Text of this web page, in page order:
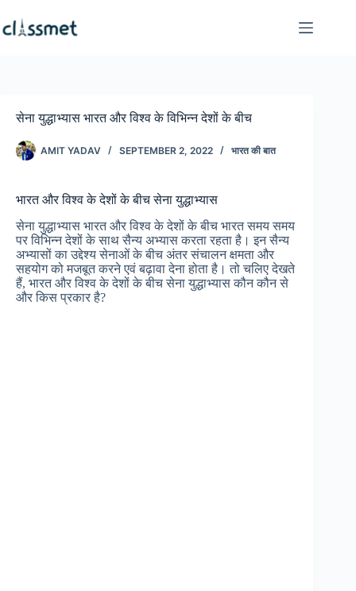
content
सेना युद्धाभ्यास भारत और विश्व के विभिन्न देशों के बीच
AMIT YADAV SEPTEMBER 2, 2022 भारत की बात
भारत और विश्व के देशों के बीच सेना युद्धाभ्यास
सेना युद्धाभ्यास भारत और विश्व के देशों के बीच भारत समय समय
पर विभिन्न देशों के साथ सैन्य अभ्यास करता रहता है। इन सैन्य
अभ्यासों का उद्देश्य सेनाओं के बीच अंतर संचालन क्षमता और
सहयोग को मजबूत करने एवं बढ़ावा देना होता है। तो चलिए देखते
हैं, भारत और विश्व के देशों के बीच सेना युद्धाभ्यास कौन कौन से
और किस प्रकार है?